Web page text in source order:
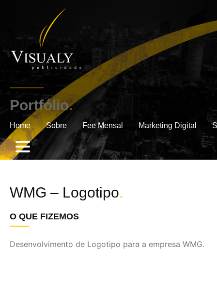
Home Sobre Fee Mensal Marketing Digital
Portfólio.
WMG – Logotipo.
O QUE FIZEMOS
Desenvolvimento de Logotipo para a empresa WMG.